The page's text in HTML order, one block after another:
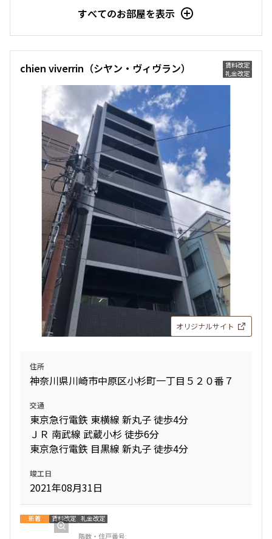
すべてのお部屋を表示
賃料改定
礼金改定
chien viverrin（シヤン・ヴィヴラン）
オリジナルサイト
住所
神奈川県川崎市中原区小杉町一丁目５２０番７
交通
東京急行電鉄 東横線 新丸子 徒歩4分
ＪＲ 南武線 武蔵小杉 徒歩6分
東京急行電鉄 目黒線 新丸子 徒歩4分
竣工日
2021年08月31日
新着 賃料改定 礼金改定